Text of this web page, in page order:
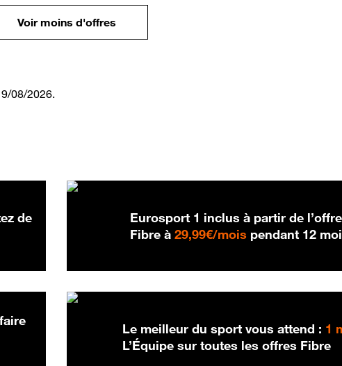
Voir moins d'offres
08/2026.
de
Eurosport 1 inclus à partir de
Fibre à 29,99€/mois 29,99 € par
pendant 12
Le meilleur du sport vous attend : 1
L’Équipe sur toutes les offres Fibre